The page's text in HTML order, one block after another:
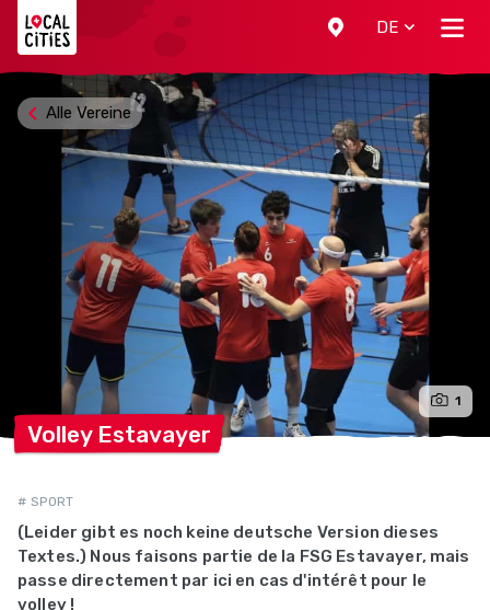
DE
Volley Estavayer
1
Alle Vereine
# SPORT
(Leider gibt es noch keine deutsche Version dieses
Textes.) Nous faisons partie de la FSG Estavayer, mais
passe directement par ici en cas d'intérêt pour le
volley !